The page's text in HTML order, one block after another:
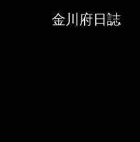
金川府日誌